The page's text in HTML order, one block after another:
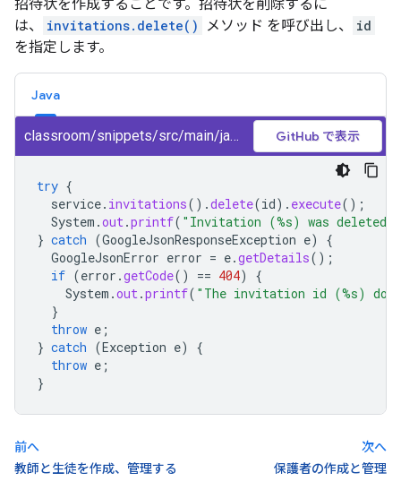
招待状を作成することです。招待状を削除するに
は、
invitations.delete() メソッド を呼び出し、
id
を指定します。
Java
classroom/snippets/src/main/java/DeleteInvitation.java GitHub で表示
try {
service. invitations().delete(id). execute();
System .out.printf( "Invitation (%s) was
} catch (GoogleJsonResponseException e)
{
GoogleJsonError error = e.getDetails();
if (error .getCode() == 404)
{
System .out.printf( "The invitation id (%s)
}
throw e ;
} catch (Exception e)
{
throw e ;
}
前へ
教師と生徒を作成、管理する
次へ
保護者の作成と管理